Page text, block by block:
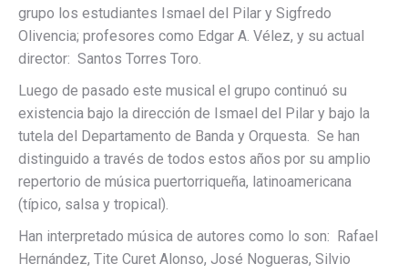
grupo los estudiantes Ismael del Pilar y Sigfredo
Olivencia; profesores como Edgar A. Vélez, y su actual
director: Santos Torres Toro.
Luego de pasado este musical el grupo continuó su
existencia bajo la dirección de Ismael del Pilar y bajo la
tutela del Departamento de Banda y Orquesta. Se han
distinguido a través de todos estos años por su amplio
repertorio de música puertorriqueña, latinoamericana
(típico, salsa y tropical).
Han interpretado música de autores como lo son: Rafael
Hernández, Tite Curet Alonso, José Nogueras, Silvio